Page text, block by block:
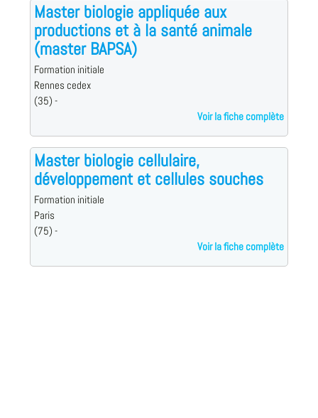
Master biologie appliquée aux
productions et à la santé animale
(master BAPSA)
Formation initiale
Rennes cedex
(35) -
Voir la fiche complète
Master biologie cellulaire,
développement et cellules souches
Formation initiale
Paris
(75) -
Voir la fiche complète